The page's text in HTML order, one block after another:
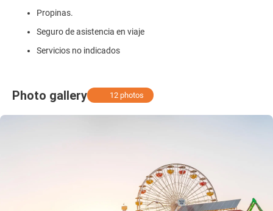
Propinas.
Seguro de asistencia en viaje
Servicios no indicados
Photo gallery 12 photos